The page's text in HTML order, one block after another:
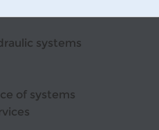
systems
of systems